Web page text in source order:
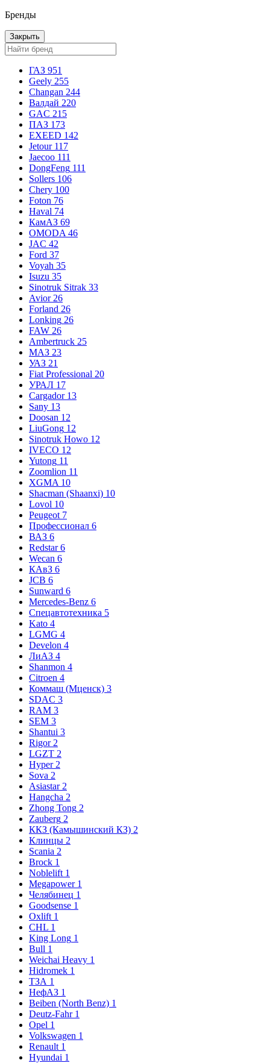
Бренды
Закрыть
ГАЗ 951
Geely 255
Changan 244
Валдай 220
GAC 215
ПАЗ 173
EXEED 142
Jetour 117
Jaecoo 111
DongFeng 111
Sollers 106
Chery 100
Foton 76
Haval 74
КамАЗ 69
OMODA 46
JAC 42
Ford 37
Voyah 35
Isuzu 35
Sinotruk Sitrak 33
Avior 26
Forland 26
Lonking 26
FAW 26
Ambertruck 25
МАЗ 23
УАЗ 21
Fiat Professional 20
УРАЛ 17
Cargador 13
Sany 13
Doosan 12
LiuGong 12
Sinotruk Howo 12
IVECO 12
Yutong 11
Zoomlion 11
XGMA 10
Shacman (Shaanxi) 10
Lovol 10
Peugeot 7
Профессионал 6
ВАЗ 6
Redstar 6
Wecan 6
КАвЗ 6
JCB 6
Sunward 6
Mercedes-Benz 6
Спецавтотехника 5
Kato 4
LGMG 4
Develon 4
ЛиАЗ 4
Shanmon 4
Citroen 4
Коммаш (Мценск) 3
SDAC 3
RAM 3
SEM 3
Shantui 3
Rigor 2
LGZT 2
Hyper 2
Sova 2
Asiastar 2
Hangcha 2
Zhong Tong 2
Zauberg 2
ККЗ (Камышинский КЗ) 2
Клинцы 2
Scania 2
Brock 1
Noblelift 1
Megapower 1
Челябинец 1
Goodsense 1
Oxlift 1
CHL 1
King Long 1
Bull 1
Weichai Heavy 1
Hidromek 1
ТЗА 1
НефАЗ 1
Beiben (North Benz) 1
Deutz-Fahr 1
Opel 1
Volkswagen 1
Renault 1
Hyundai 1